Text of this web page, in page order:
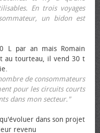
En trois voyages
un bidon est
L par an mais Romain
au tourteau, il vend 30 t
de consommateurs
pour les circuits courts
dans mon secteur."
dans son projet
revenu